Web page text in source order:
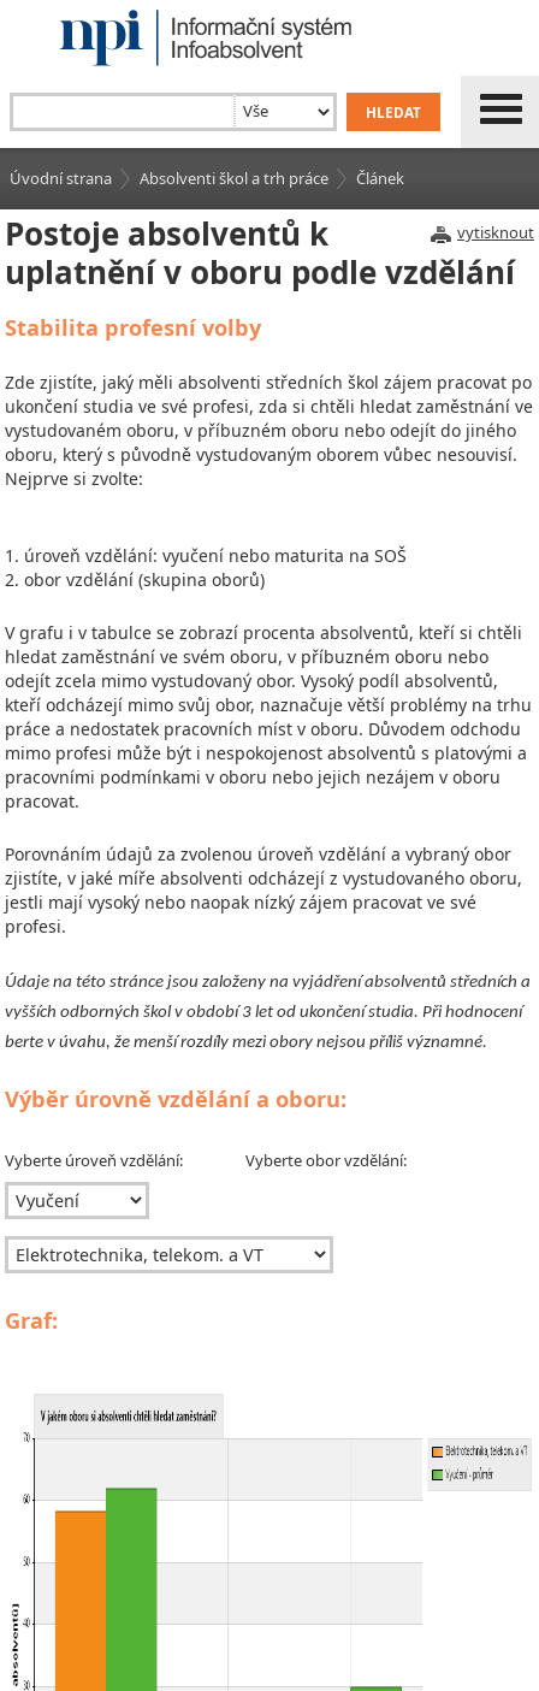
Úvodní strana Absolventi škol a trh práce Článek
vytisknout
Postoje absolventů k
uplatnění v oboru podle vzdělání
Stabilita profesní volby
Zde zjistíte, jaký měli absolventi středních škol zájem pracovat po
ukončení studia ve své profesi, zda si chtěli hledat zaměstnání ve
vystudovaném oboru, v příbuzném oboru nebo odejít do jiného
oboru, který s původně vystudovaným oborem vůbec nesouvisí.
Nejprve si zvolte:
1. úroveň vzdělání: vyučení nebo maturita na SOŠ
2. obor vzdělání (skupina oborů)
V grafu i v tabulce se zobrazí procenta absolventů, kteří si chtěli
hledat zaměstnání ve svém oboru, v příbuzném oboru nebo
odejít zcela mimo vystudovaný obor. Vysoký podíl absolventů,
kteří odcházejí mimo svůj obor, naznačuje větší problémy na trhu
práce a nedostatek pracovních míst v oboru. Důvodem odchodu
mimo profesi může být i nespokojenost absolventů s platovými a
pracovními podmínkami v oboru nebo jejich nezájem v oboru
pracovat.
Porovnáním údajů za zvolenou úroveň vzdělání a vybraný obor
zjistíte, v jaké míře absolventi odcházejí z vystudovaného oboru,
jestli mají vysoký nebo naopak nízký zájem pracovat ve své
profesi.
Údaje na této stránce jsou založeny na vyjádření absolventů středních a
vyšších odborných škol v období 3 let od ukončení studia. Při hodnocení
berte v úvahu, že menší rozdíly mezi obory nejsou příliš významné.
Výběr úrovně vzdělání a oboru:
Vyberte úroveň vzdělání: Vyberte obor vzdělání:
Graf: